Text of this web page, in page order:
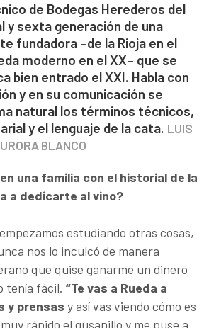
de Bodegas Herederos del
y sexta generación de una
fundadora –de la Rioja en el
moderno en el XX– que se
bien entrado el XXI. Habla con
y en su comunicación se
natural los términos técnicos,
y el lenguaje de la cata. LUIS
BLANCO
una familia con el historial de la
a dedicarte al vino?
estudiando otras cosas,
nos lo inculcó de manera
que quise ganarme un dinero
tenía fácil. “Te vas a Rueda a
y prensas y así vas viendo cómo es
rápido el gusanillo y me puse a